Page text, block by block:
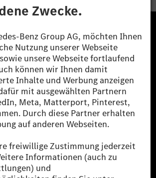
Benz Group.
Benz Group AG (ehemals Daimler AG)
Automobilunternehmen
Mercedes-Benz AG gehören wir zu
von Premium- und Luxus-Pkw
Mercedes-Benz Mobility AG bietet
Leasing, Fahrzeugabos und –miete,
digitale Services rund um Laden
die Vermittlung von Versicherungen
Mobilitätsdienstleistungen an.